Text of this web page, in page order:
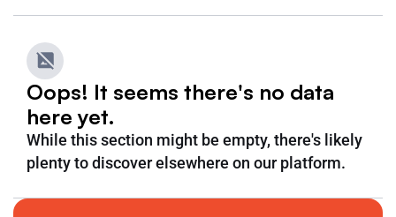
Oops! It seems there's no data
here yet.
While this section might be empty, there's likely
plenty to discover elsewhere on our platform.